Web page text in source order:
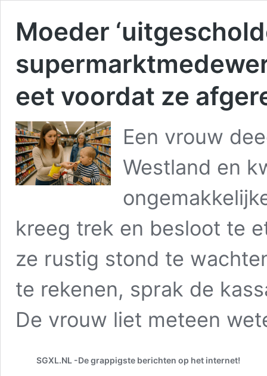
Moeder
eet voordat ze
Een vrouw
Westland en
kreeg trek en besloot te
ze rustig stond te
te rekenen, sprak de
De vrouw liet meteen
SGXL.NL -De grappigste berichten op het internet!